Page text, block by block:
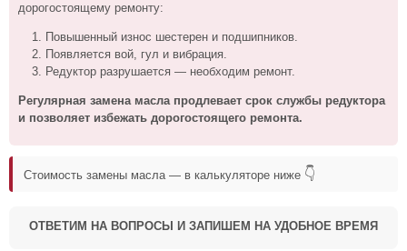
дорогостоящему ремонту:
Повышенный износ шестерен и подшипников.
Появляется вой, гул и вибрация.
Редуктор разрушается — необходим ремонт.
Регулярная замена масла продлевает срок службы редуктора
и позволяет избежать дорогостоящего ремонта.
Стоимость замены масла — в калькуляторе ниже 👇
ОТВЕТИМ НА ВОПРОСЫ И ЗАПИШЕМ НА УДОБНОЕ ВРЕМЯ